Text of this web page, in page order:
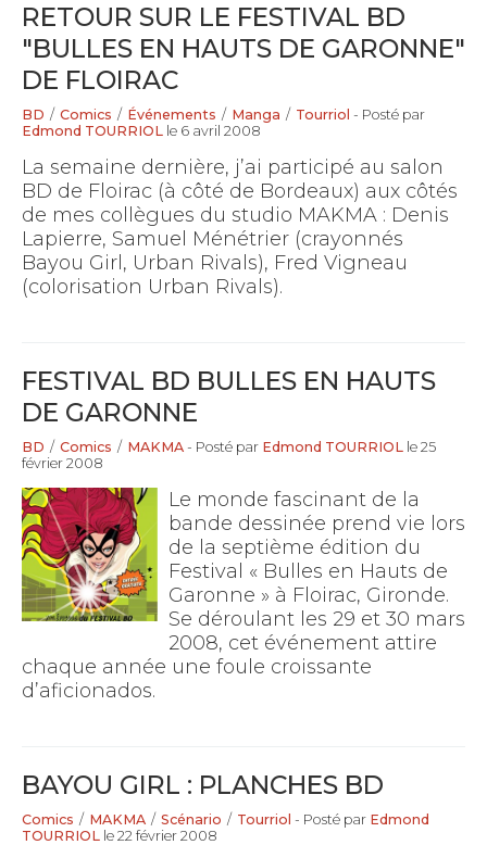
RETOUR SUR LE FESTIVAL BD
"BULLES EN HAUTS DE GARONNE"
DE FLOIRAC
BD / Comics / Événements / Manga / Tourriol - Posté par
Edmond TOURRIOL le 6 avril 2008
La semaine dernière, j’ai participé au salon
BD de Floirac (à côté de Bordeaux) aux côtés
de mes collègues du studio MAKMA : Denis
Lapierre, Samuel Ménétrier (crayonnés
Bayou Girl, Urban Rivals), Fred Vigneau
(colorisation Urban Rivals).
FESTIVAL BD BULLES EN HAUTS
DE GARONNE
BD / Comics / MAKMA - Posté par Edmond TOURRIOL le 25
février 2008
Le monde fascinant de la
bande dessinée prend vie lors
de la septième édition du
Festival « Bulles en Hauts de
Garonne » à Floirac, Gironde.
Se déroulant les 29 et 30 mars
2008, cet événement attire
chaque année une foule croissante
d’aficionados.
BAYOU GIRL : PLANCHES BD
Comics / MAKMA / Scénario / Tourriol - Posté par Edmond
TOURRIOL le 22 février 2008